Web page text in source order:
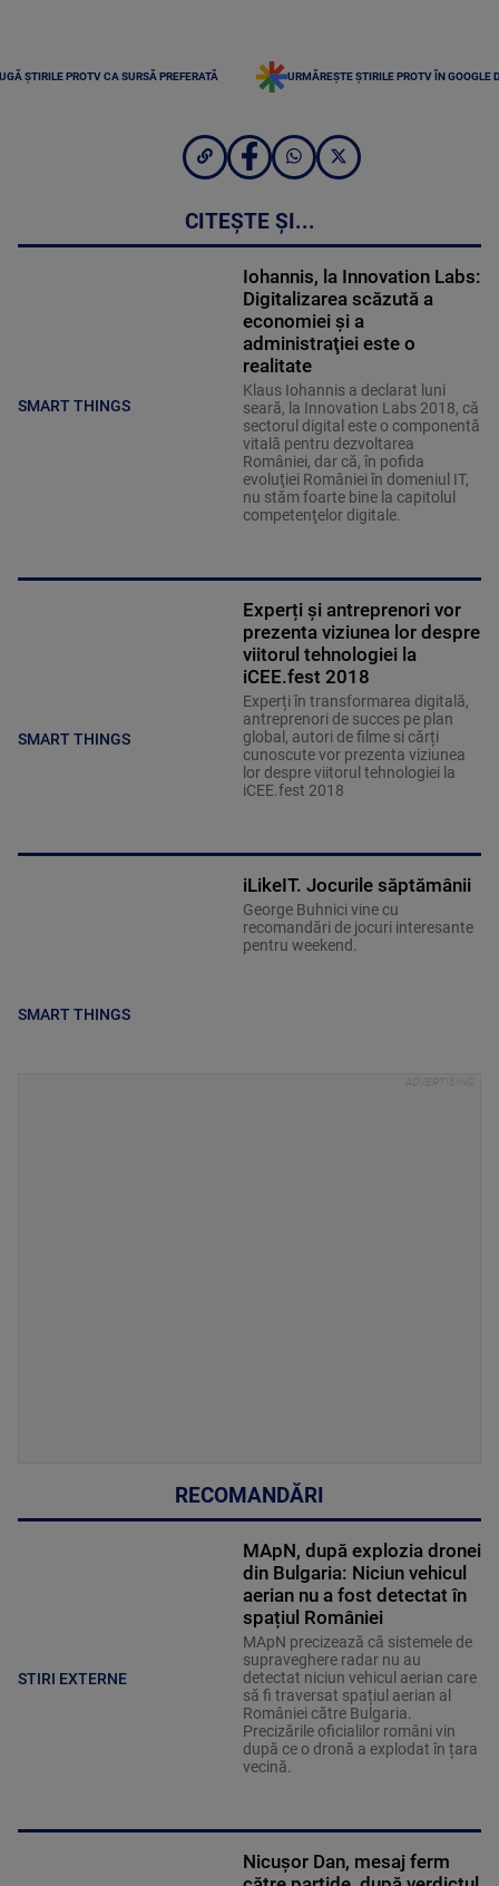
ȘTIRILE PROTV CA SURSĂ PREFERATĂ URMĂREȘTE ȘTIRILE PROTV ÎN GOOGLE
CITEȘTE ȘI...
SMART THINGS
Iohannis, la Innovation Labs:
Digitalizarea scăzută a
economiei şi a
administraţiei este o
realitate
Klaus Iohannis a declarat luni
seară, la Innovation Labs 2018, că
sectorul digital este o componentă
vitală pentru dezvoltarea
României, dar că, în pofida
evoluţiei României în domeniul IT,
nu stăm foarte bine la capitolul
competenţelor digitale.
SMART THINGS
Experți și antreprenori vor
prezenta viziunea lor despre
viitorul tehnologiei la
iCEE.fest 2018
Experți în transformarea digitală,
antreprenori de succes pe plan
global, autori de filme si cărți
cunoscute vor prezenta viziunea
lor despre viitorul tehnologiei la
iCEE.fest 2018
SMART THINGS
iLikeIT. Jocurile săptămânii
George Buhnici vine cu
recomandări de jocuri interesante
pentru weekend.
RECOMANDĂRI
STIRI EXTERNE
MApN, după explozia dronei
din Bulgaria: Niciun vehicul
aerian nu a fost detectat în
spațiul României
MApN precizează că sistemele de
supraveghere radar nu au
detectat niciun vehicul aerian care
să fi traversat spațiul aerian al
României către Bulgaria.
Precizările oficialilor români vin
după ce o dronă a explodat în țara
vecină.
Nicușor Dan, mesaj ferm